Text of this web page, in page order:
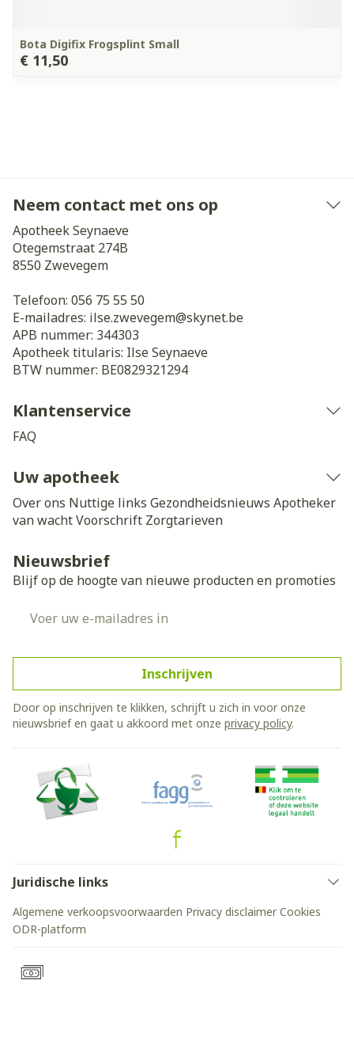
Bota Digifix Frogsplint Small
€ 11,50
Neem contact met ons op
Apotheek Seynaeve
Otegemstraat 274B
8550 Zwevegem
Telefoon: 056 75 55 50
E-mailadres: ilse.zwevegem@skynet.be
APB nummer: 344303
Apotheek titularis: Ilse Seynaeve
BTW nummer: BE0829321294
Klantenservice
FAQ
Uw apotheek
Over ons Nuttige links Gezondheidsnieuws Apotheker
van wachtVoorschrift Zorgtarieven
Nieuwsbrief
Blijf op de hoogte van nieuwe producten en promoties
Inschrijven
Door op inschrijven te klikken, schrijft u zich in voor onze
nieuwsbrief en gaat u akkoord met onze privacy policy.
Juridische links
Algemene verkoopsvoorwaarden Privacy disclaimer Cookies
ODR-platform